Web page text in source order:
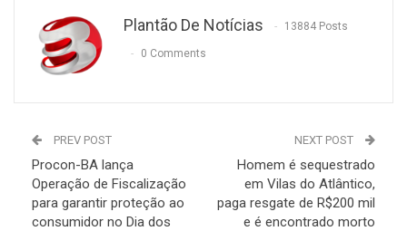
Plantão De Notícias 13884 Posts
0 Comments
PREV POST
Procon-BA lança
Operação de Fiscalização
para garantir proteção ao
consumidor no Dia dos
NEXT POST
Homem é sequestrado
em Vilas do Atlântico,
paga resgate de R$200 mil
e é encontrado morto